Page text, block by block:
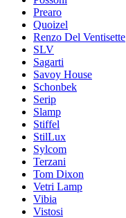
Prearo
Quoizel
Renzo Del Ventisette
SLV
Sagarti
Savoy House
Schonbek
Serip
Slamp
Stiffel
StilLux
Sylcom
Terzani
Tom Dixon
Vetri Lamp
Vibia
Vistosi